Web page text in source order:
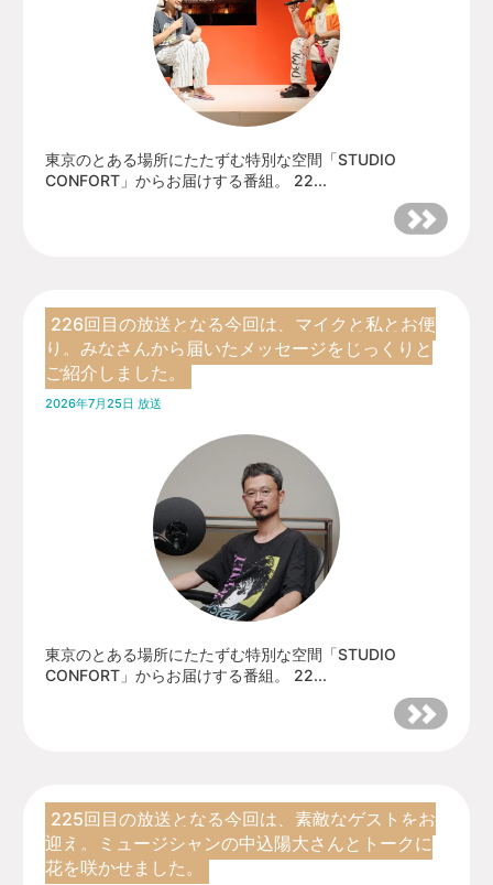
東京のとある場所にたたずむ特別な空間「STUDIO
CONFORT」からお届けする番組。 22...
226回目の放送となる今回は、マイクと私とお便
り。みなさんから届いたメッセージをじっくりと
ご紹介しました。
2026年7月25日 放送
東京のとある場所にたたずむ特別な空間「STUDIO
CONFORT」からお届けする番組。 22...
225回目の放送となる今回は、素敵なゲストをお
迎え。ミュージシャンの中込陽大さんとトークに
花を咲かせました。